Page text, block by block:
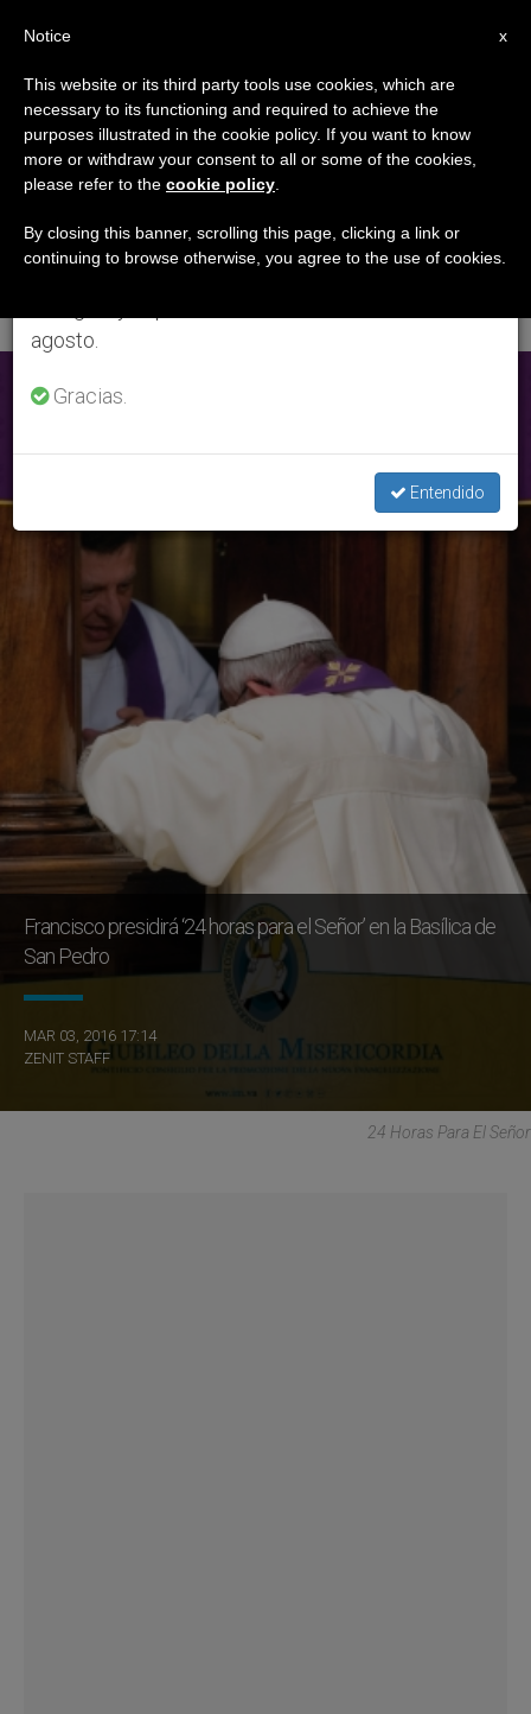
ETIQUETA
Posts Tagged
‘adoracion Del
Santisimo’
ÚLTIMAS NOTICIAS
Francisco presidirá ‘24 horas para el Señor’ en la Basílica de
San Pedro
MAR 03, 2016 17:14
ZENIT STAFF
24 Horas Para El Señor
×
Aviso importante
Del 27 de julio al 7 de agosto haremos la pausa
anual, aprovechando que en el periodo de verano
se generan menos informaciones y también el
agosto.
Gracias.
Entendido
x
Notice
This website or its third party tools use cookies, which are
necessary to its functioning and required to achieve the
purposes illustrated in the cookie policy. If you want to know
more or withdraw your consent to all or some of the cookies,
please refer to the cookie policy
By closing this banner, scrolling this page, clicking a link or
continuing to browse otherwise, you agree to the use of cookies.